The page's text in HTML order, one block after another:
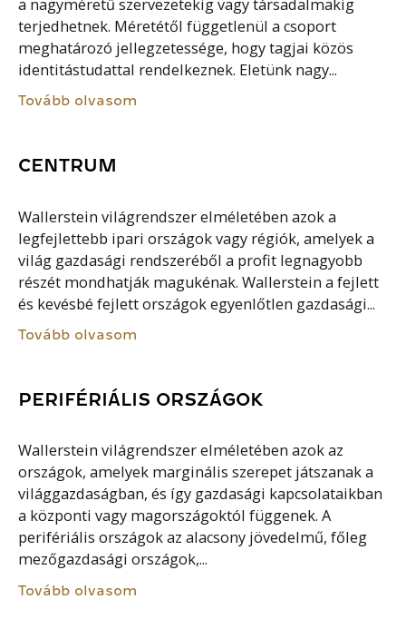
a nagyméretű szervezetekig vagy társadalmakig
terjedhetnek. Méretétől függetlenül a csoport
meghatározó jellegzetessége, hogy tagjai közös
identitástudattal rendelkeznek. Eletünk nagy...
Tovább olvasom
CENTRUM
Wallerstein világrendszer elméletében azok a
legfejlettebb ipari országok vagy régiók, amelyek a
világ gazdasági rendszeréből a profit legnagyobb
részét mondhatják magukénak. Wallerstein a fejlett
és kevésbé fejlett országok egyenlőtlen gazdasági...
Tovább olvasom
PERIFÉRIÁLIS ORSZÁGOK
Wallerstein világrendszer elméletében azok az
országok, amelyek marginális szerepet játszanak a
világgazdaságban, és így gazdasági kapcsolataikban
a központi vagy magországoktól függenek. A
perifériális országok az alacsony jövedelmű, főleg
mezőgazdasági országok,...
Tovább olvasom